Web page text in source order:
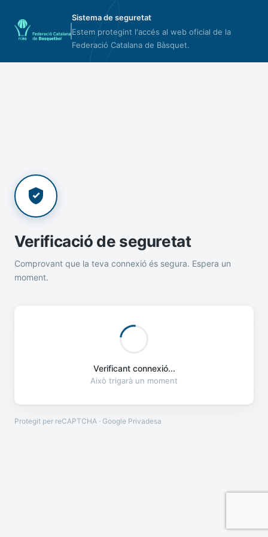
Sistema de seguretat
Estem protegint l'accés al web oficial de la
Federació Catalana de Bàsquet.
Verificació de seguretat
Comprovant que la teva connexió és segura. Espera un
moment.
Verificant connexió...
Això trigarà un moment
Protegit per reCAPTCHA · Google Privadesa